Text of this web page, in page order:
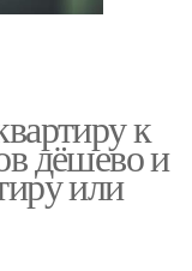
к
дёшево и
или